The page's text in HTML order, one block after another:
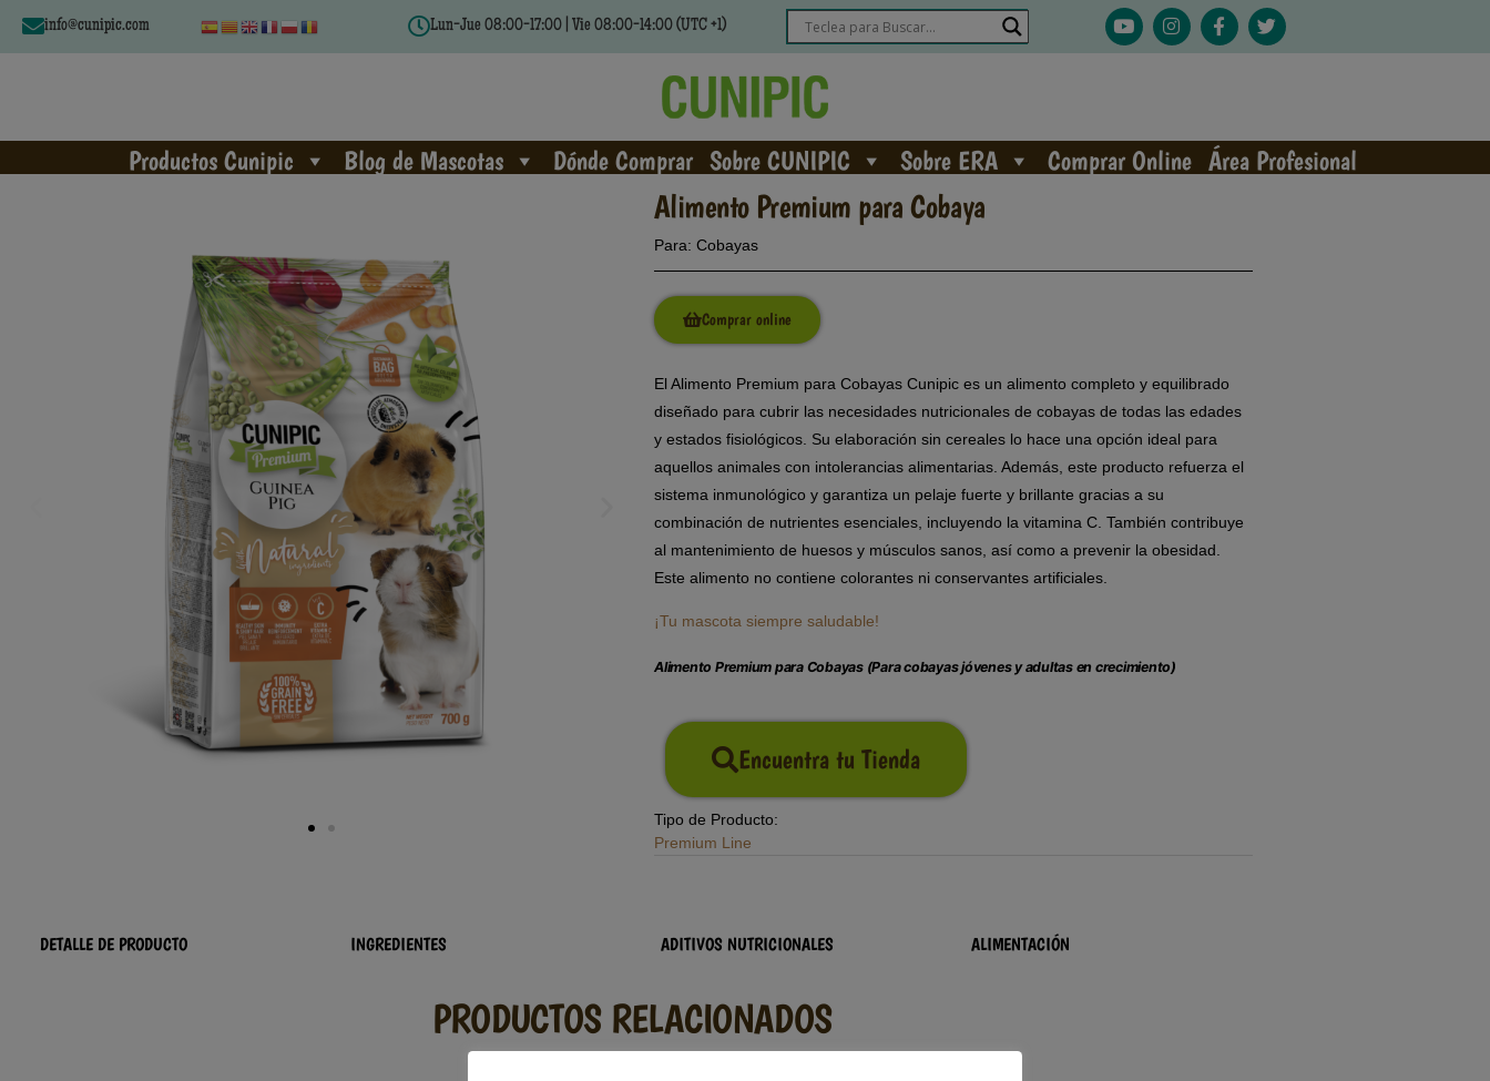
info@cunipic.com Lun-Jue 08:00-17:00 | Vie 08:00-14:00 (UTC +1)
Productos Cunipic Blog de Mascotas Dónde Comprar Sobre CUNIPIC Sobre ERA Comprar Online Área Profesional
Alimento Premium para Cobaya
Para: Cobayas
Comprar online
El Alimento Premium para Cobayas Cunipic es un alimento completo y equilibrado
diseñado para cubrir las necesidades nutricionales de cobayas de todas las edades
y estados fisiológicos. Su elaboración sin cereales lo hace una opción ideal para
aquellos animales con intolerancias alimentarias. Además, este producto refuerza el
sistema inmunológico y garantiza un pelaje fuerte y brillante gracias a su
combinación de nutrientes esenciales, incluyendo la vitamina C. También contribuye
al mantenimiento de huesos y músculos sanos, así como a prevenir la obesidad.
Este alimento no contiene colorantes ni conservantes artificiales.
¡Tu mascota siempre saludable!
Alimento Premium para Cobayas (Para cobayas jóvenes y adultas en crecimiento)
Encuentra tu Tienda
Tipo de Producto:
Premium Line
DETALLE DE PRODUCTO INGREDIENTES ADITIVOS NUTRICIONALES ALIMENTACIÓN
PRODUCTOS RELACIONADOS